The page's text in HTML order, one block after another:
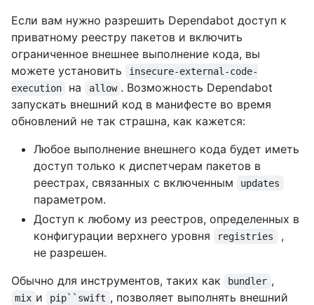
Если вам нужно разрешить Dependabot доступ к
приватному реестру пакетов и включить
ограниченное внешнее выполнение кода, вы
можете установить
insecure-external-code-
execution
на allow . Возможность Dependabot
запускать внешний код в манифесте во время
обновлений не так страшна, как кажется:
Любое выполнение внешнего кода будет иметь
доступ только к диспетчерам пакетов в
реестрах, связанных с включенным
updates
параметром.
Доступ к любому из реестров, определенных в
конфигурации верхнего уровня
registries
,
не разрешен.
Обычно для инструментов, таких как
bundler ,
mix и pip``swift , позволяет выполнять внешний